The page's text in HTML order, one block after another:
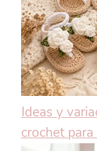
Ideas y
crochet